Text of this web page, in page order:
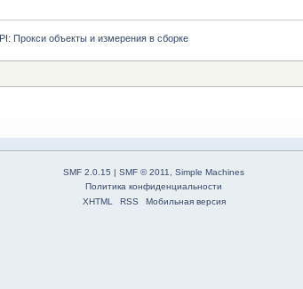
Прокси объекты и измерения в сборке
SMF 2.0.15 |SMF © 2011 ,Simple Machines
Политика конфиденциальности
XHTML
RSS Мобильная версия